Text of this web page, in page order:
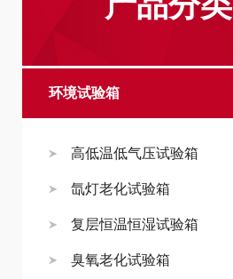
环境试验箱
高低温低气压试验箱
氙灯老化试验箱
复层恒温恒湿试验箱
臭氧老化试验箱